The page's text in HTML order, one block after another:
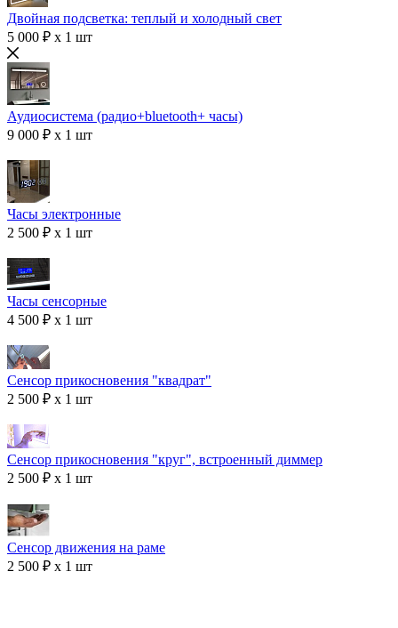
Двойная подсветка: теплый и холодный свет
5 000 ₽ x 1 шт
Аудиосистема (радио+bluetooth+ часы)
9 000 ₽ x 1 шт
Часы электронные
2 500 ₽ x 1 шт
Часы сенсорные
4 500 ₽ x 1 шт
Сенсор прикосновения "квадрат"
2 500 ₽ x 1 шт
Сенсор прикосновения "круг", встроенный диммер
2 500 ₽ x 1 шт
Сенсор движения на раме
2 500 ₽ x 1 шт